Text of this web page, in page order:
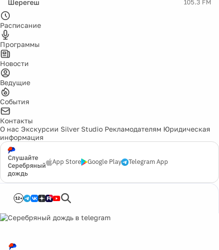
Шерегеш 105.3 FM
Расписание
Программы
Новости
Ведущие
События
Контакты
О нас Экскурсии Silver Studio Рекламодателям Юридическая
информация
Слушайте
Серебряный
дождь
App Store Google Play Telegram App
12+